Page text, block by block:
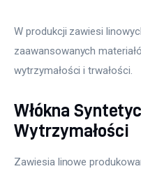
Więcej
W produkcji zawiesi
zaawansowanych
wytrzymałości i trwałości.
Włókna
Wytrzymałości
Zawiesia linowe